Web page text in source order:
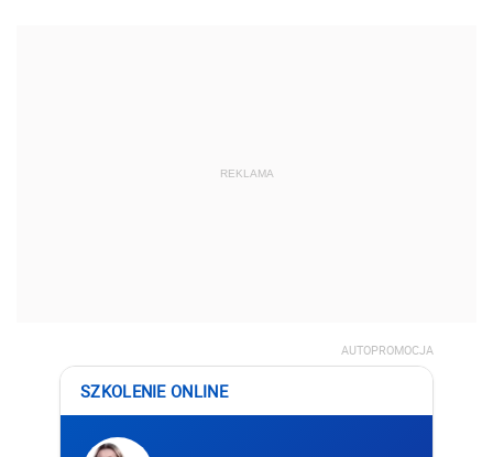
REKLAMA
AUTOPROMOCJA
SZKOLENIE ONLINE